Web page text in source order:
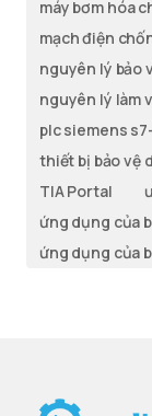
máy bơm hóa
mạch điện
nguyên lý bảo
nguyên lý làm
plc siemens
thiết bị bảo vệ
TIA Portal
ứng dụng của
ứng dụng của